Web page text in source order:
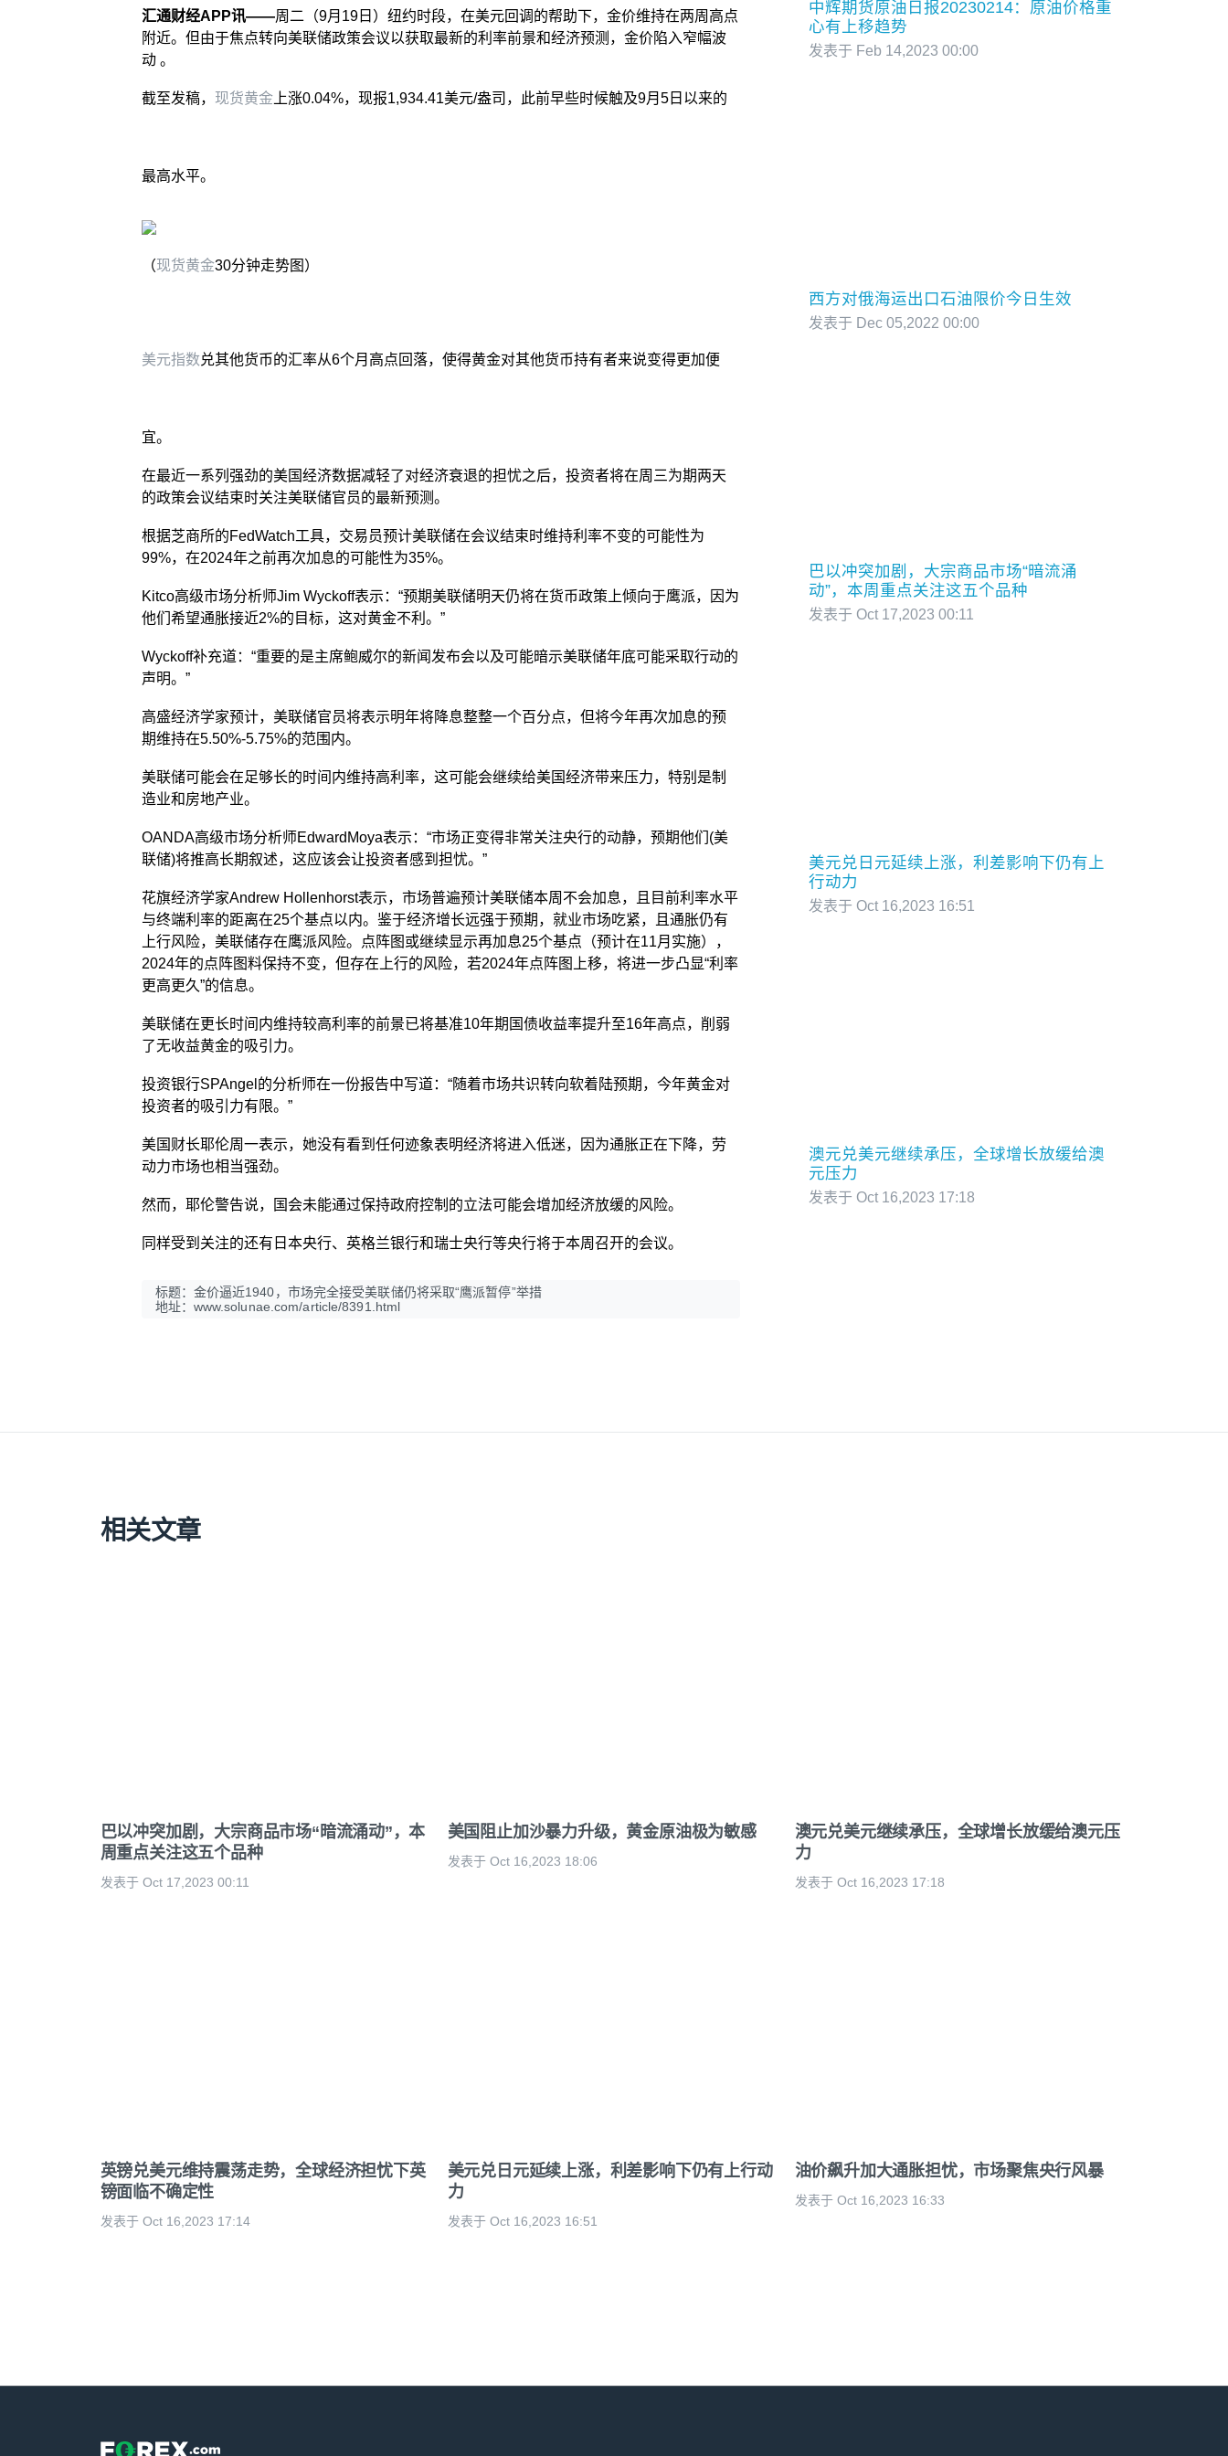
汇通财经APP讯——周二（9月19日）纽约时段，在美元回调的帮助下，金价维持在两周高点
附近。但由于焦点转向美联储政策会议以获取最新的利率前景和经济预测，金价陷入窄幅波
动 。
截至发稿， 现货黄金上涨0.04%，现报1,934.41美元/盎司，此前早些时候触及9月5日以来的
最高水平。
（现货黄金30分钟走势图）
美元指数兑其他货币的汇率从6个月高点回落，使得黄金对其他货币持有者来说变得更加便
宜。
在最近一系列强劲的美国经济数据减轻了对经济衰退的担忧之后，投资者将在周三为期两天
的政策会议结束时关注美联储官员的最新预测。
根据芝商所的FedWatch工具，交易员预计美联储在会议结束时维持利率不变的可能性为
99%，在2024年之前再次加息的可能性为35%。
Kitco高级市场分析师Jim Wyckoff表示：“预期美联储明天仍将在货币政策上倾向于鹰派，因为
他们希望通胀接近2%的目标，这对黄金不利。”
Wyckoff补充道：“重要的是主席鲍威尔的新闻发布会以及可能暗示美联储年底可能采取行动的
声明。”
高盛经济学家预计，美联储官员将表示明年将降息整整一个百分点，但将今年再次加息的预
期维持在5.50%-5.75%的范围内。
美联储可能会在足够长的时间内维持高利率，这可能会继续给美国经济带来压力，特别是制
造业和房地产业。
OANDA高级市场分析师EdwardMoya表示：“市场正变得非常关注央行的动静，预期他们(美
联储)将推高长期叙述，这应该会让投资者感到担忧。”
花旗经济学家Andrew Hollenhorst表示，市场普遍预计美联储本周不会加息，且目前利率水平
与终端利率的距离在25个基点以内。鉴于经济增长远强于预期，就业市场吃紧，且通胀仍有
上行风险，美联储存在鹰派风险。点阵图或继续显示再加息25个基点（预计在11月实施），
2024年的点阵图料保持不变，但存在上行的风险，若2024年点阵图上移，将进一步凸显“利率
更高更久”的信息。
美联储在更长时间内维持较高利率的前景已将基准10年期国债收益率提升至16年高点，削弱
了无收益黄金的吸引力。
投资银行SPAngel的分析师在一份报告中写道：“随着市场共识转向软着陆预期，今年黄金对
投资者的吸引力有限。”
美国财长耶伦周一表示，她没有看到任何迹象表明经济将进入低迷，因为通胀正在下降，劳
动力市场也相当强劲。
然而，耶伦警告说，国会未能通过保持政府控制的立法可能会增加经济放缓的风险。
同样受到关注的还有日本央行、英格兰银行和瑞士央行等央行将于本周召开的会议。
标题：金价逼近1940，市场完全接受美联储仍将采取“鹰派暂停”举措
地址：www.solunae.com/article/8391.html
中辉期货原油日报20230214：原油价格重
心有上移趋势
发表于 Feb 14,2023 00:00
西方对俄海运出口石油限价今日生效
发表于 Dec 05,2022 00:00
巴以冲突加剧，大宗商品市场“暗流涌
动”，本周重点关注这五个品种
发表于 Oct 17,2023 00:11
美元兑日元延续上涨，利差影响下仍有上
行动力
发表于 Oct 16,2023 16:51
澳元兑美元继续承压，全球增长放缓给澳
元压力
发表于 Oct 16,2023 17:18
相关文章
巴以冲突加剧，大宗商品市场“暗流涌动”，本
周重点关注这五个品种
发表于 Oct 17,2023 00:11
美国阻止加沙暴力升级，黄金原油极为敏感
发表于 Oct 16,2023 18:06
澳元兑美元继续承压，全球增长放缓给澳元压
力
发表于 Oct 16,2023 17:18
英镑兑美元维持震荡走势，全球经济担忧下英
镑面临不确定性
发表于 Oct 16,2023 17:14
美元兑日元延续上涨，利差影响下仍有上行动
力
发表于 Oct 16,2023 16:51
油价飙升加大通胀担忧，市场聚焦央行风暴
发表于 Oct 16,2023 16:33